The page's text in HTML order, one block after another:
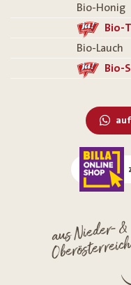
Bio-Honig
Bio-
Bio-Lauch
Bio-
aus Nieder- &
Oberösterreich